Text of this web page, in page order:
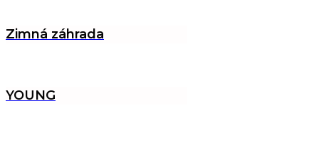
Zimná záhrada
YOUNG